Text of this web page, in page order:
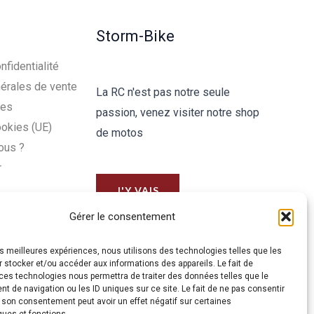
Gérer le consentement
meilleures expériences, nous utilisons des technologies telles que les
stocker et/ou accéder aux informations des appareils. Le fait de
technologies nous permettra de traiter des données telles que le
de navigation ou les ID uniques sur ce site. Le fait de ne pas consentir
son consentement peut avoir un effet négatif sur certaines
de vente
(UE)
?
Storm-Bike
La RC n'est pas notre seule
passion, venez visiter notre shop
de motos
J'Y VAIS